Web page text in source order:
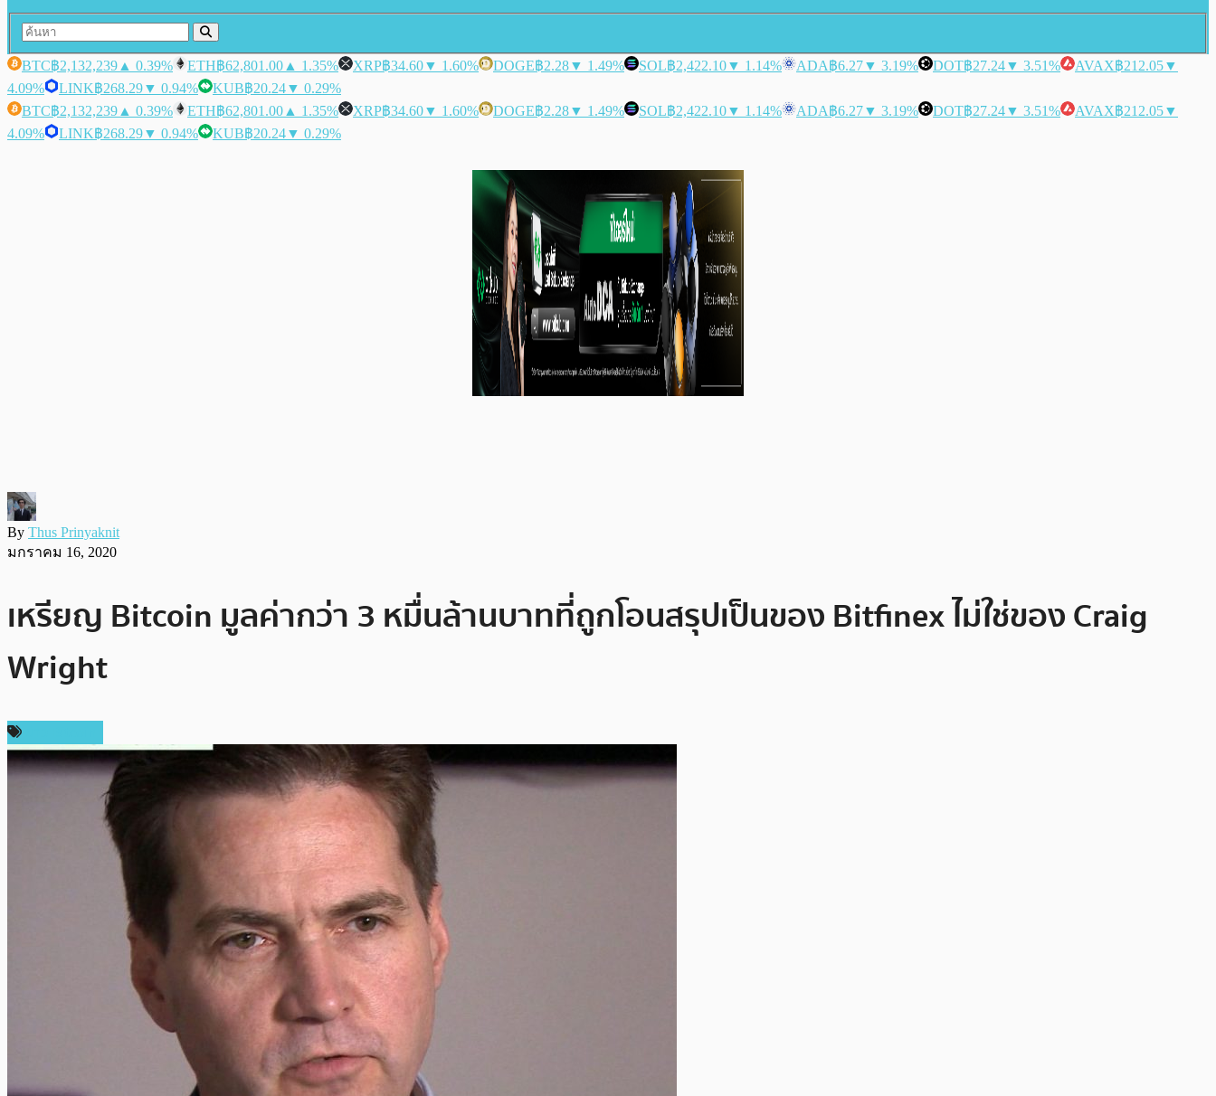
BTC฿2,132,239 ▲ 0.39% ETH฿62,801.00 ▲ 1.35% XRP฿34.60▼ 1.60% DOGE฿2.28▼ 1.49% SOL฿2,422.10▼ 1.14% ADA฿6.27▼ 3.19% DOT฿27.24▼ 3.51% AVAX฿212.05▼
4.09%
LINK฿268.29▼ 0.94% KUB฿20.24▼ 0.29%
BTC฿2,132,239 ▲ 0.39% ETH฿62,801.00 ▲ 1.35% XRP฿34.60▼ 1.60% DOGE฿2.28▼ 1.49% SOL฿2,422.10▼ 1.14% ADA฿6.27▼ 3.19% DOT฿27.24▼ 3.51% AVAX฿212.05▼
4.09%
LINK฿268.29▼ 0.94% KUB฿20.24▼ 0.29%
By Thus Prinyaknit
มกราคม 16, 2020
เหรียญ Bitcoin มูลค่ากว่า 3 หมื่นล้านบาทที่ถูกโอนสรุปเป็นของ Bitfinex ไม่ใช่ของ Craig
Wright